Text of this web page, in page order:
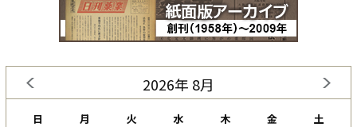
2026年 8月
日 月 火 水 木 金 土